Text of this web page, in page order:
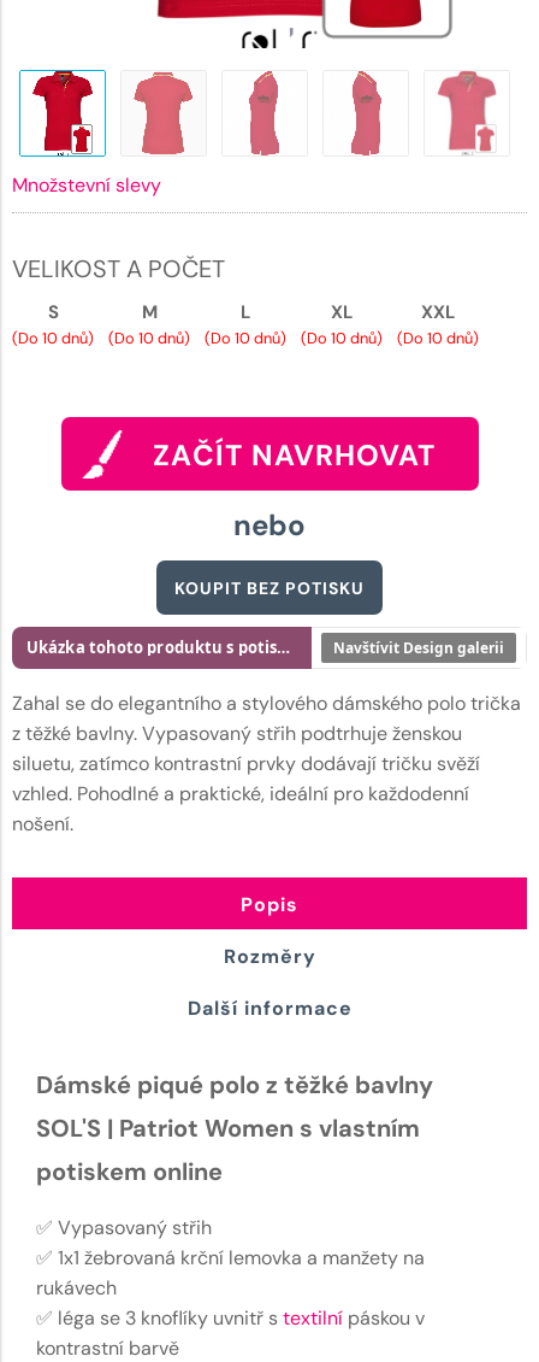
Množstevní slevy
VELIKOST A POČET
S
(Do 10 dnů)
M
(Do 10 dnů)
L
(Do 10 dnů)
XL
(Do 10 dnů)
XXL
(Do 10 dnů)
ZAČÍT NAVRHOVAT
nebo
KOUPIT BEZ POTISKU
Zahal se do elegantního a stylového dámského polo trička
z těžké bavlny. Vypasovaný střih podtrhuje ženskou
siluetu, zatímco kontrastní prvky dodávají tričku svěží
vzhled. Pohodlné a praktické, ideální pro každodenní
nošení.
Ukázka tohoto produktu s potiskem Navštívit Design galerii
Popis
Rozměry
Další informace
Dámské piqué polo z těžké bavlny
SOL'S | Patriot Women s vlastním
potiskem online
✅ Vypasovaný střih
✅ 1x1 žebrovaná krční lemovka a manžety na
rukávech
✅ léga se 3 knoflíky uvnitř stextilní páskou v
kontrastní barvě